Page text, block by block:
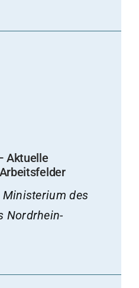
Aktuelle
Ministerium des
Nordrhein-